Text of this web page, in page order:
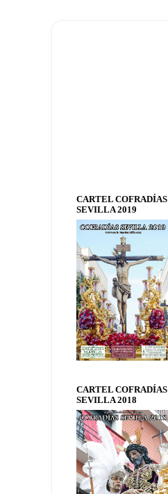
CARTEL COFRADÍAS
SEVILLA 2019
CARTEL COFRADÍAS
SEVILLA 2018